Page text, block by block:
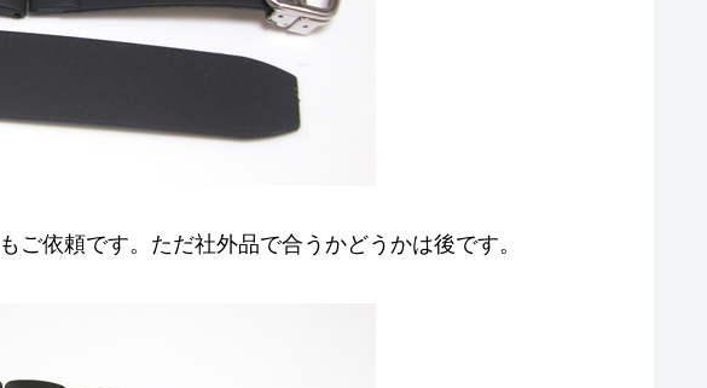
ご依頼です。ただ社外品で合うかどうかは後です。